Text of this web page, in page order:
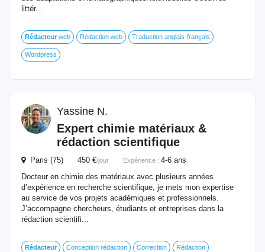
littér...
Rédacteur web Rédaction web Traduction anglais-français
Wordpress
Yassine N.
Expert chimie matériaux &
rédaction scientifique
Paris (75) 450 €/jour Expérience : 4-6 ans
Docteur en chimie des matériaux avec plusieurs années
d’expérience en recherche scientifique, je mets mon expertise
au service de vos projets académiques et professionnels.
J’accompagne chercheurs, étudiants et entreprises dans la
rédaction scientifi...
Rédacteur Conception rédaction Correction Rédaction